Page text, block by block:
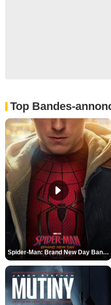
Top Bandes-
Spider-Man: Brand New Day Bande-annonce VO STFR